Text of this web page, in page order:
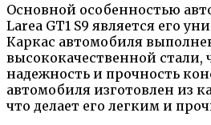
Основной особенностью
Larea GT1 S9 является его
Каркас автомобиля
высококачественной стали,
надежность и прочность
автомобиля изготовлен из
что делает его легким и